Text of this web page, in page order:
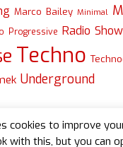
Marco Bailey Minimal
Progressive Radio Show
Techno
Underground
cookies to improve
with this, but you can